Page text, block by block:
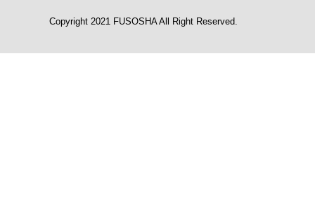
Copyright 2021 FUSOSHA All Right Reserved.